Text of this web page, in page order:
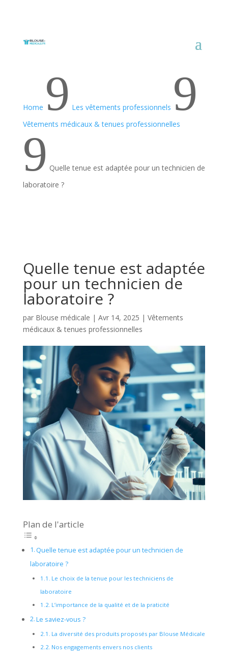
Home 9 Les vêtements professionnels 9
Vêtements médicaux & tenues professionnelles
9 Quelle tenue est adaptée pour un technicien de
laboratoire ?
Quelle tenue est adaptée
pour un technicien de
laboratoire ?
par Blouse médicale | Avr 14, 2025 | Vêtements
médicaux & tenues professionnelles
Plan de l'article
Quelle tenue est adaptée pour un technicien de
laboratoire ?
Le choix de la tenue pour les techniciens de
laboratoire
L’importance de la qualité et de la praticité
Le saviez-vous ?
La diversité des produits proposés par Blouse Médicale
Nos engagements envers nos clients